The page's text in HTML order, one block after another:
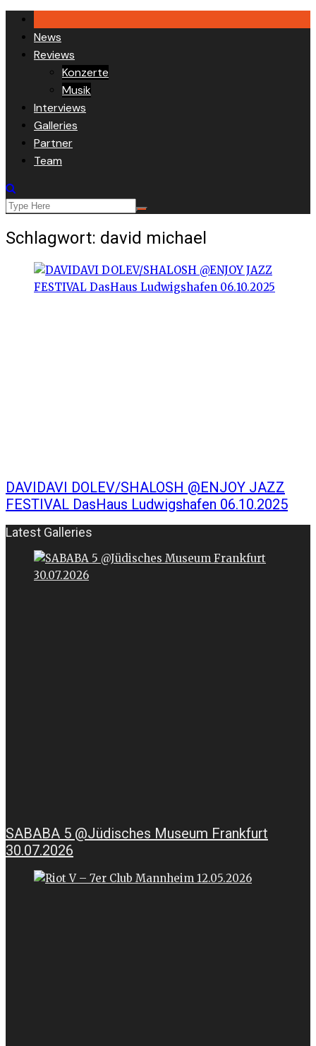
Skip
content
News
Reviews
Konzerte
Musik
Interviews
Galleries
Partner
Team
Schlagwort: david michael
DAVIDAVI DOLEV/SHALOSH @ENJOY JAZZ
FESTIVAL DasHaus Ludwigshafen 06.10.2025
Latest Galleries
SABABA 5 @Jüdisches Museum Frankfurt
30.07.2026